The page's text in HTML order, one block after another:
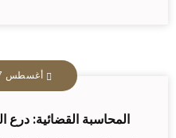
أغسطس 7, 2025
المحاسبة القضائية: درع